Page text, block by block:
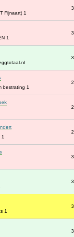
Fijnaart) 1
1
bestrating 1
1
1